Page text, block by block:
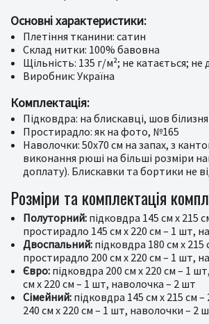
Основні характеристики:
Плетіння тканини: сатин
Склад нитки: 100% бавовна
Щільність: 135 г/м²; не катається; не
Виробник: Україна
Комплектація:
Підковдра: на блискавці, шов
Простирадло: як на фото, №165
Наволочки: 50х70 см на запах, з
виконання рюші на більші розміри
доплату). Блискавки та бортики не
Розміри та комплектація
Полуторний: підковдра 145 см х 215
простирадло 145 см х 220 см – 1 шт,
Двоспальний: підковдра 180 см х 215
простирадло 200 см х 220 см – 1 шт,
Євро: підковдра 200 см х 220 см – 1
см х 220 см – 1 шт, наволочка – 2 шт
Сімейний: підковдра 145 см х 215 см
240 см х 220 см – 1 шт, наволочки – 2